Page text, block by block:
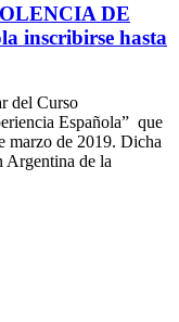
DE
inscribirse hasta
del Curso
Española” que
marzo de 2019. Dicha
Argentina de la